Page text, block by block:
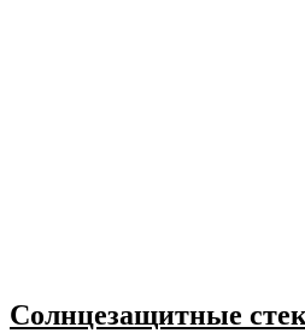
Солнцезащитные